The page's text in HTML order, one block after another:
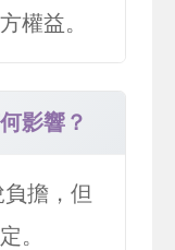
權益。
影響？
擔，但
。